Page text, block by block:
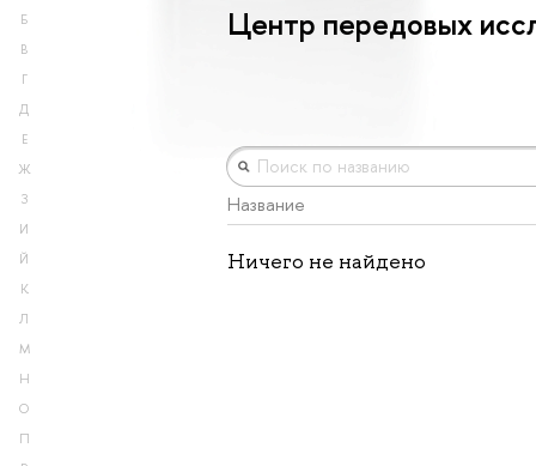
Б
В
Г
Д
Е
Ж
З
И
Й
К
Л
М
Н
О
П
Центр передовых
Название
Ничего не найдено